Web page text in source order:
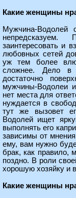
Какие женщины
Мужчина-Водолей
непредсказуем.
заинтересовать и
любовных сетей
уж тем более
сложнее. Дело в
достаточно
мужчины-Водолеи
нет места для
нуждается в
тут же вызовет
Водолей ищет
выполнять его
зависимы от
ему, вам нужно
брак, как правило,
поздно. В роли
хорошую хозяйку и
Какие женщины